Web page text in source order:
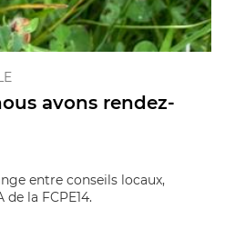
avons rendez-
entre conseils locaux,
la FCPE14.